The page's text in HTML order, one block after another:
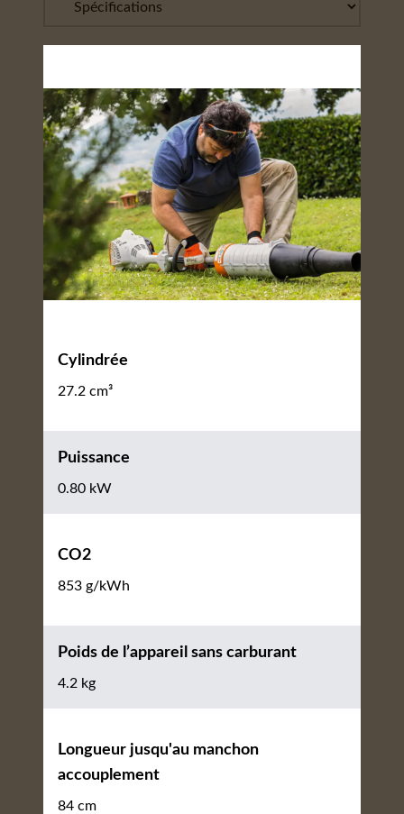
Cylindrée
27.2 cm³
Puissance
0.80 kW
CO2
853 g/kWh
Poids de l’appareil sans carburant
4.2 kg
Longueur jusqu'au manchon
accouplement
84 cm